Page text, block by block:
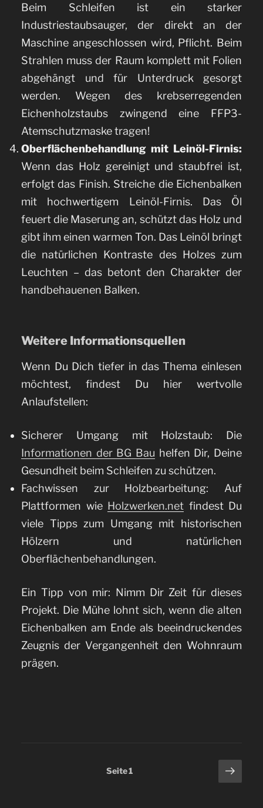
Beim Schleifen ist ein starker
Industriestaubsauger, der direkt an der
Maschine angeschlossen wird, Pflicht. Beim
Strahlen muss der Raum komplett mit Folien
abgehängt und für Unterdruck gesorgt
werden. Wegen des krebserregenden
Eichenholzstaubs zwingend eine FFP3-
Atemschutzmaske tragen!
Oberflächenbehandlung mit Leinöl-Firnis:
Wenn das Holz gereinigt und staubfrei ist,
erfolgt das Finish. Streiche die Eichenbalken
mit hochwertigem Leinöl-Firnis. Das Öl
feuert die Maserung an, schützt das Holz und
gibt ihm einen warmen Ton. Das Leinöl bringt
die natürlichen Kontraste des Holzes zum
Leuchten – das betont den Charakter der
handbehauenen Balken.
Weitere Informationsquellen
Wenn Du Dich tiefer in das Thema einlesen
möchtest, findest Du hier wertvolle
Anlaufstellen:
Sicherer Umgang mit Holzstaub: Die
Informationen der BG Bau helfen Dir, Deine
Gesundheit beim Schleifen zu schützen.
Fachwissen zur Holzbearbeitung: Auf
Plattformen wie Holzwerken.net findest Du
viele Tipps zum Umgang mit historischen
Hölzern und natürlichen
Oberflächenbehandlungen.
Ein Tipp von mir: Nimm Dir Zeit für dieses
Projekt. Die Mühe lohnt sich, wenn die alten
Eichenbalken am Ende als beeindruckendes
Zeugnis der Vergangenheit den Wohnraum
prägen.
Seitennummerierung
Seite1
Seite